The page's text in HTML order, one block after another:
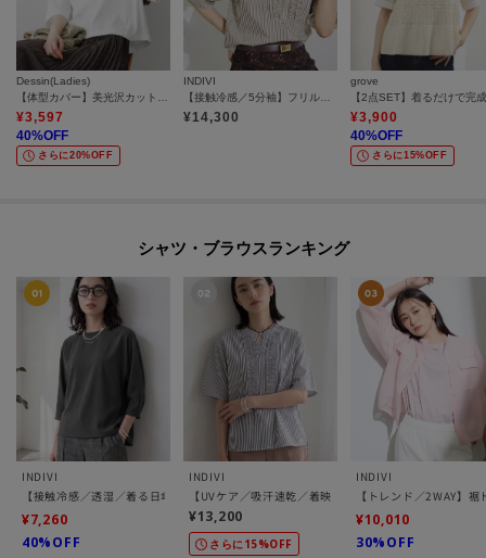
Dessin(Ladies)
¥3,597
40%OFF
さらに20%OFF
INDIVI
¥14,300
grove
¥3,900
40%OFF
さらに15%OFF
シャツ・ブラウスランキング
INDIVI
【接触冷感／透湿／着る日傘】ドルマントップス
¥7,260
40%OFF
INDIVI
【UVケア／吸汗速乾／着映え】フリルピンタックブラウ
¥13,200
さらに15%OFF
INDIVI
【トレンド／2WAY】
¥10,010
30%OFF